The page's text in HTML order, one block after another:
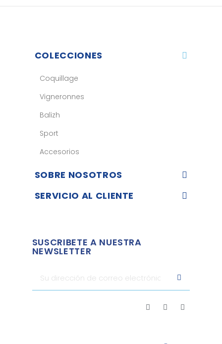
COLECCIONES
Coquillage
Vigneronnes
Balizh
Sport
Accesorios
SOBRE NOSOTROS
SERVICIO AL CLIENTE
SUSCRIBETE A NUESTRA
NEWSLETTER